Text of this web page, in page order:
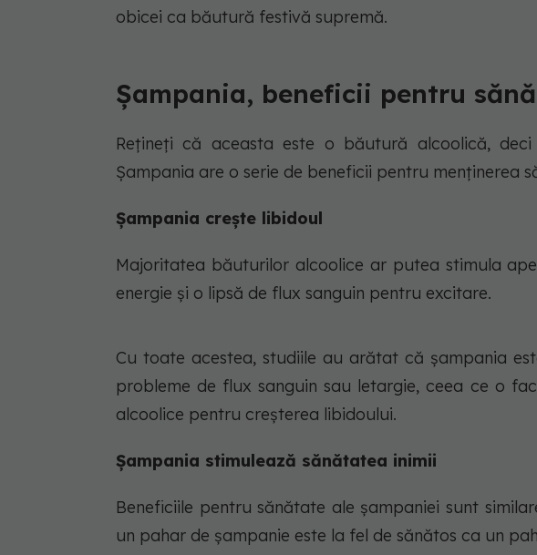
obicei ca băutură festivă supremă.
Șampania, beneficii pentru
Rețineți că aceasta este o băutură alcoolică,
Șampania are o serie de beneficii pentru menținerea
Șampania crește libidoul
Majoritatea băuturilor alcoolice ar putea stimula
energie și o lipsă de flux sanguin pentru excitare.
Cu toate acestea, studiile au arătat că șampania
probleme de flux sanguin sau letargie, ceea ce o
alcoolice pentru creșterea libidoului.
Șampania stimulează sănătatea inimii
Beneficiile pentru sănătate ale șampaniei sunt
un pahar de șampanie este la fel de sănătos ca un